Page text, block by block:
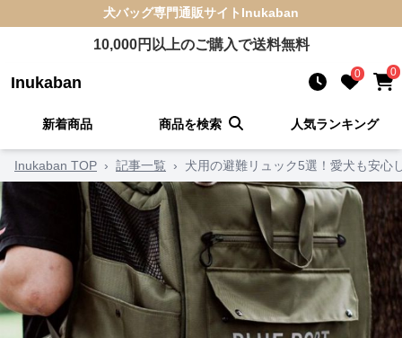
犬バッグ専門通販サイト Inukaban
10,000円以上のご購入で送料無料
Inukaban 0 0
新着商品 商品を検索 人気ランキング
Inukaban TOP › 記事一覧 › 犬用の避難リュック5選！愛犬も安心